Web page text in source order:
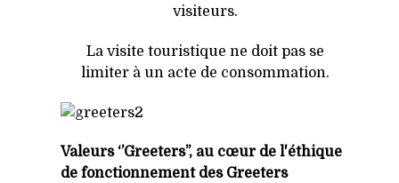
visiteurs.
La visite touristique ne doit pas se
limiter à un acte de consommation.
Valeurs ‘’Greeters’’, au cœur de l'éthique
de fonctionnement des Greeters